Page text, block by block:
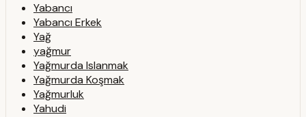
Yabancı
Yabancı Erkek
Yağ
yağmur
Yağmurda Islanmak
Yağmurda Koşmak
Yağmurluk
Yahudi